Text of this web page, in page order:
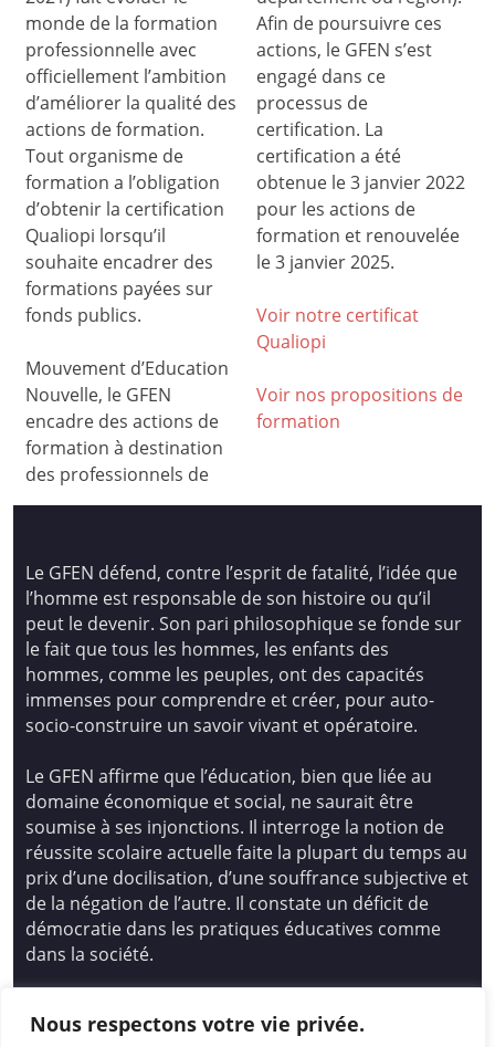
Nous respectons votre vie privée.
monde de la formation
professionnelle avec
officiellement l’ambition
d’améliorer la qualité des
actions de formation.
Tout organisme de
formation a l’obligation
d’obtenir la certification
Qualiopi lorsqu’il
souhaite encadrer des
formations payées sur
fonds publics.
Mouvement d’Education
Nouvelle, le GFEN
encadre des actions de
formation à destination
des professionnels de
Afin de poursuivre ces
actions, le GFEN s’est
engagé dans ce
processus de
certification. La
certification a été
obtenue le 3 janvier 2022
pour les actions de
formation et renouvelée
le 3 janvier 2025.
Voir notre certificat
Qualiopi
Voir nos propositions de
formation
Le GFEN défend, contre l’esprit de fatalité, l’idée que
l’homme est responsable de son histoire ou qu’il
peut le devenir. Son pari philosophique se fonde sur
le fait que tous les hommes, les enfants des
hommes, comme les peuples, ont des capacités
immenses pour comprendre et créer, pour auto-
socio-construire un savoir vivant et opératoire.
Le GFEN affirme que l’éducation, bien que liée au
domaine économique et social, ne saurait être
soumise à ses injonctions. Il interroge la notion de
réussite scolaire actuelle faite la plupart du temps au
prix d’une docilisation, d’une souffrance subjective et
de la négation de l’autre. Il constate un déficit de
démocratie dans les pratiques éducatives comme
dans la société.
Nouvelle